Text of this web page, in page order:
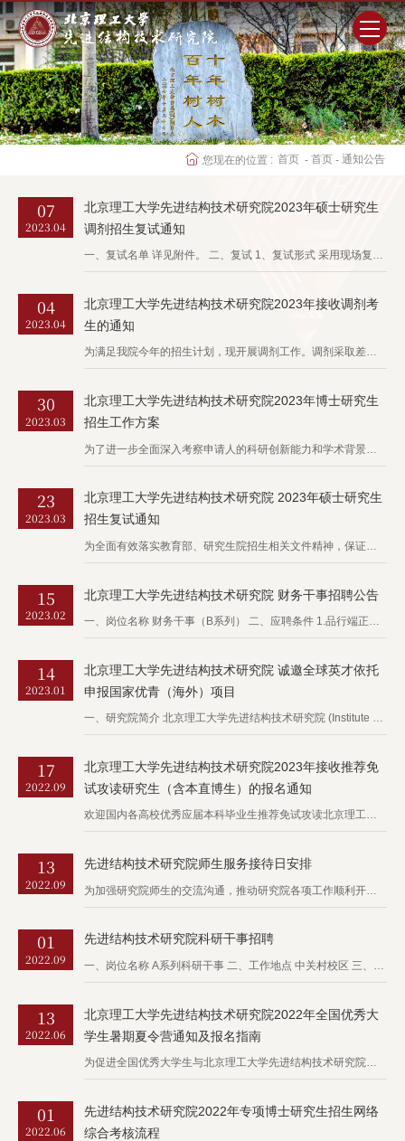
首页
研究院概况
科学研究
人才培养
党群工作
学生工作
校友工作
学校主页 English
您现在的位置 : 首页 - 首页 - 通知公告
07
2023.04
北京理工大学先进结构技术研究院2023年硕士研究生
调剂招生复试通知
一、复试名单 详见附件。 二、复试 1、复试形式 采用现场复试形式，复试地点为北京理工大学中关村校区。 2、资格审查 考生需通过资格审查后才能参加复试，资格审查材料及内容包括： a.准考证； b.身份...
04
2023.04
北京理工大学先进结构技术研究院2023年接收调剂考
生的通知
为满足我院今年的招生计划，现开展调剂工作。调剂采取差额复试原则。具体调剂专业与名额如下： 专业 调剂名额 085601材料工程（专硕） 4 080200机械工程 2 085502车辆工程（专硕） 4 ...
30
2023.03
北京理工大学先进结构技术研究院2023年博士研究生
招生工作方案
23
2023.03
北京理工大学先进结构技术研究院 2023年硕士研究生
招生复试通知
为全面有效落实教育部、研究生院招生相关文件精神，保证我院2023年硕士研究生招生复试录取工作公平公正、科学合理开展，现制定此工作方案。 一、 各专业复试分数线 二、复试 1、复试形式 全日制硕士研究生...
15
2023.02
北京理工大学先进结构技术研究院 财务干事招聘公告
一、岗位名称 财务干事（B系列） 二、应聘条件 1.品行端正，遵纪守法，具有良好的思想政治素质； 2.年满18周岁，原则上年龄不超过35周岁，大学本科及以上； 3.熟悉财务基本知识，有高校财务经验者优...
14
2023.01
北京理工大学先进结构技术研究院 诚邀全球英才依托
申报国家优青（海外）项目
一、研究院简介 北京理工大学先进结构技术研究院 (Institute of Advanced Structure Technology, Beijing Institute ofTechnology)...
17
2022.09
北京理工大学先进结构技术研究院2023年接收推荐免
试攻读研究生（含本直博生）的报名通知
欢迎国内各高校优秀应届本科毕业生推荐免试攻读北京理工大学先进结构技术研究院研究生！ 一、研究院介绍 先进结构技术研究院成立于2015年5月，是专门从事先进结构技术研究的学术实体。研究院旨在结合国家中长...
13
2022.09
先进结构技术研究院师生服务接待日安排
01
2022.09
先进结构技术研究院科研干事招聘
一、岗位名称 A系列科研干事 二、工作地点 中关村校区 三、岗位职责 1.协助负责研究院科研项目的申报、组织和管理等工作； 2.负责起草制定科研管理工作的相关规章制度； 3.负责做好研究院科研项目、科...
13
2022.06
北京理工大学先进结构技术研究院2022年全国优秀大
学生暑期夏令营通知及报名指南
为促进全国优秀大学生与北京理工大学先进结构技术研究院的沟通与交流，帮助青年学子深入了解先进结构技术的学术前沿进展及我院发展情况，北京理工大学先进结构技术研究院定于6月27日-29日举办 “先进结构”2...
01
2022.06
先进结构技术研究院2022年专项博士研究生招生网络
综合考核流程